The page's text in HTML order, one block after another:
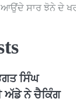
ਸਾਰ ਝੋਨੇ ਦੇ
ਸਿੰਘ
ਅੱਡੇ ਨੇ ਚੈਕਿੰਗ